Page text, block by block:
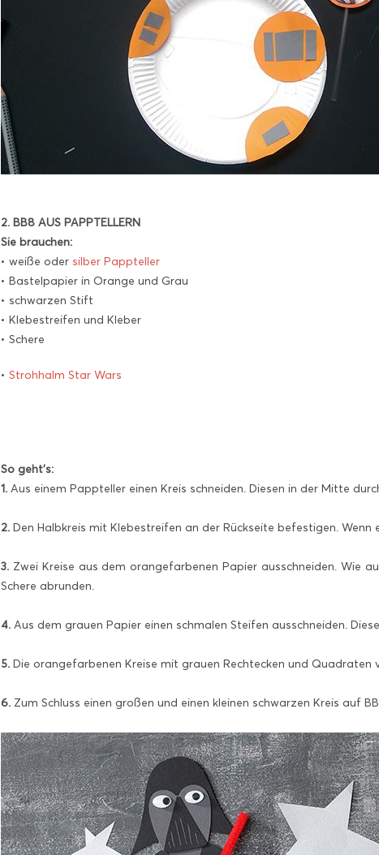
2. BB8 AUS PAPPTELLERN
Sie brauchen:
• weiße oder silber Pappteller
• Bastelpapier in Orange und Grau
• schwarzen Stift
• Klebestreifen und Kleber
• Schere
• Strohhalm Star Wars
So geht’s:
1. Aus einem Pappteller einen Kreis schneiden. Diesen in der Mitte
2. Den Halbkreis mit Klebestreifen an der Rückseite befestigen.
3. Zwei Kreise aus dem orangefarbenen Papier ausschneiden. Wie
Schere abrunden.
4. Aus dem grauen Papier einen schmalen Steifen ausschneiden.
5. Die orangefarbenen Kreise mit grauen Rechtecken und Quadraten
6. Zum Schluss einen großen und einen kleinen schwarzen Kreis auf